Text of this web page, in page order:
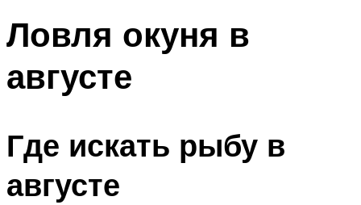
Ловля окуня в
августе
Где искать рыбу в
августе